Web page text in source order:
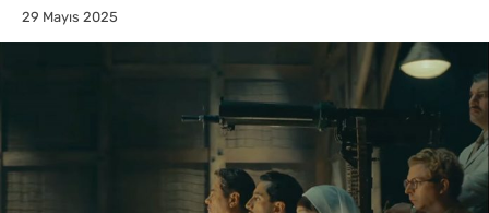
29 Mayıs 2025